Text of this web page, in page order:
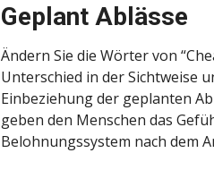
Geplant Ablässe
Ändern Sie die Wörter von
Unterschied in der Sichtweise
Einbeziehung der geplanten
geben den Menschen das
Belohnungssystem nach dem